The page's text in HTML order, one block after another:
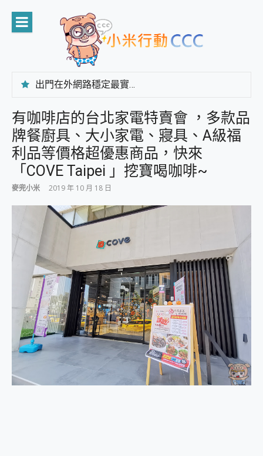
content
出門在外網路穩定最實在 「台灣大哥大」榮獲 4G/5G 在線率全球 NO.3 全台第一與全台六冠王實測心得，走到哪順到哪！
CP 值天花板~ Bongcom BS5 足球君開箱~ 短焦投影機 3千元就能擁有！ 折扣碼在這～
專為 PC上的 XBOX和掌機設計的 FireCuda X1070 SSD 固態硬碟開箱 評測
台灣製攝影機在這裡，100%全無線設計 SpotCam Solo Eco 太陽能防水雲端攝影機 SpotCam Solo 3 2.5K高畫質戶外攝影機 開箱 評測
電力超超超持久 MSI 微星 Prestige 14 AI+ D3MG-031TW 14吋 開箱評價，AI輕薄商務筆電 Copilot+ PC
超懂拍、耐用 AI 街拍機~ realme 16 Pro 開箱評價~ 2 億畫素 LumaColor 影像、持久續航與 IP69K 高防護
防窺黑科技 Galaxy S26 Ultra系列保護貼怎麼選？imos AR 低反光玻璃、藍寶石鏡頭貼與軍規防摔殼完整開箱評價
美到讓人超想擁有 moto pad 60 系列 與 Moto | Swarovski razr 60 冰藍限定版本 開箱 評測
一鍵修復模糊影片、舊照的 AI 好幫手! VideoProc Converter AI 新版全解析 × 年末優惠，一篇全看懂
外型超吸晴~ 給您絕佳操控體驗 GravaStar Mercury K1 系列 異星機械鍵盤與 Mercury X 系列 輕量無線電競滑鼠 開箱 評測
開箱~變身「蜘蛛人」椅子軍師！MSI MPG 491CQP QD-OLED 超寬曲面電競螢幕，多工辦公、爽度滿滿的終極桌面體驗
iPhone 17 系列 有認證的防護來囉！ imos 首家導入 UL MCV 行銷宣告驗證的手機配件品牌
DJI Osmo Pocket 3 爽爽帶回家 歡慶 EaseUS 21 週年到來，「Slogan 海報徵稿活動」好康大放送
小巧好吸不擋鏡頭 有Qi2認證的 ONPRO MagReact MXs2 5000mAh薄型磁吸無線急速行動電源 開箱 評測
會走動的冷暖氣 SONY REON POCKET PRO 穿戴式智慧冷暖調溫裝置 開箱 評測
寶可夢飛人外掛iToolab AnyGo全新升級，GO Fest 五折優惠嗨翻天！支援 iOS/Android！
COMPUTEX 2025 來囉！AGI亞奇雷 AI・Gaming・創作儲存方案登場，趕快來AGI亞奇雷挑戰任務抽 PS5！
有咖啡店的台北家電特賣會 ，多款品
牌餐廚具、大小家電、寢具、A級福
利品等價格超優惠商品，快來
「COVE Taipei 」挖寶喝咖啡~
麥兜小米 2019 年 10 月 18 日